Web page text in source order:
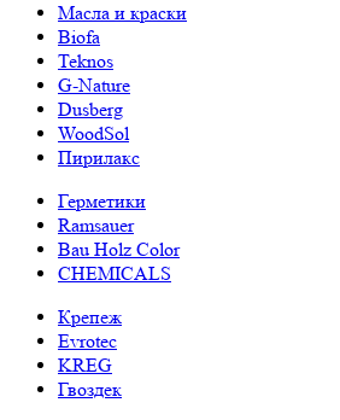
Масла и краски
Biofa
Teknos
G-Nature
Dusberg
WoodSol
Пирилакс
Герметики
Ramsauer
Bau Holz Color
CHEMICALS
Крепеж
Evrotec
KREG
Гвоздек